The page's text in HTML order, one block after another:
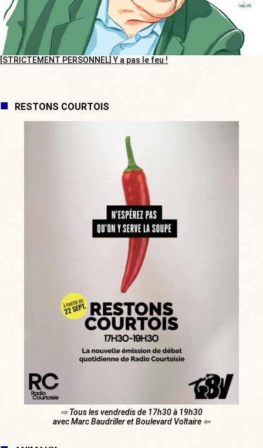
[STRICTEMENT PERSONNEL] Y a pas le feu !
RESTONS COURTOIS
⇨ Tous les vendredis de 17h30 à 19h30
avec Marc Baudriller et Boulevard Voltaire ⇦